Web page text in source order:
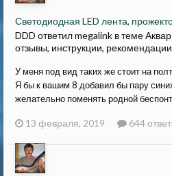
Светодиодная LED лента,
DDD ответил megalink в теме
отзывы, инструкции, рекомендации
У меня под вид таких же стоит на
Я бы к вашим 8 добавил бы пару
желательно поменять родной
13 февраля, 2019 644